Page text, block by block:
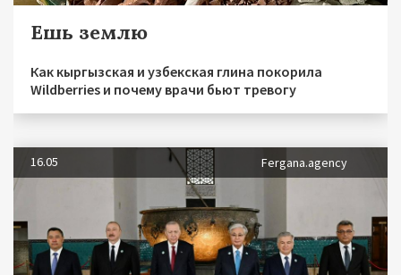
Ешь землю
Как кыргызская и узбекская глина покорила
Wildberries и почему врачи бьют тревогу
16.05 Fergana.agency